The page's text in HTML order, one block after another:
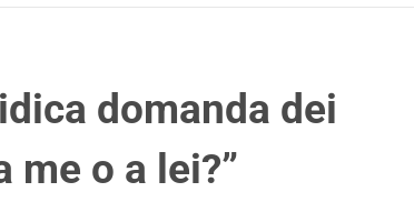
domanda dei
me o a lei?”